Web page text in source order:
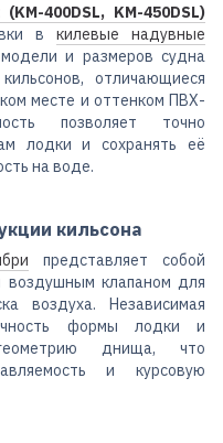
400DSL, KM-450DSL)
в килевые надувные
и размеров судна
отличающиеся
месте и оттенком ПВХ-
позволяет точно
лодки и сохранять её
на воде.
кильсона
представляет собой
воздушным клапаном для
воздуха. Независимая
формы лодки и
днища, что
и курсовую